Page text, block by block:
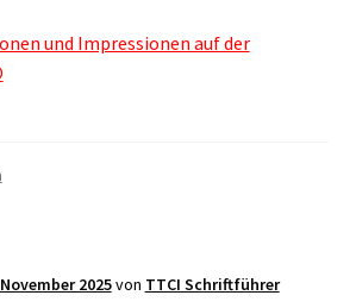
und Impressionen auf der
2025von TTCI Schriftführer